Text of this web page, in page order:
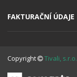
FAKTURAČNÍ ÚDAJE
Copyright Tivali, s.r.o.